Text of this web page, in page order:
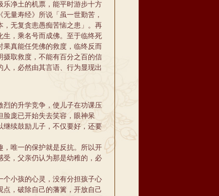
乐净土的机票，能平时游步十方
量寿经》所说「虽一世勤苦，
，无复贪恚愚痴苦恼之患」。再
生，乘名号而成佛。至于临终死
真能任凭佛的救度，临终反而
摄取救度，不能有百分之百的信
，必然由其言语、行为显现出
的升学竞争，使儿子在功课压
脸庞已开始失去笑容，眼神呆
继续鼓励儿子，不仅要好，还要
唯一的保护就是反抗。所以开
受，父亲仍认为那是幼稚的，必
小孩的心灵，没有分担孩子心
，破除自己的藩篱，开放自己